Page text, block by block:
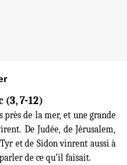
(3, 7-12)
près de la mer, et une grande
De Judée, de Jérusalem,
et de Sidon vinrent aussi à
de ce qu’il faisait.